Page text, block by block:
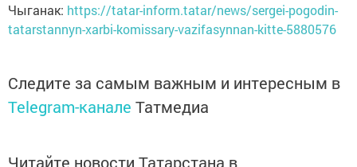
Чыганак: https://tatar-inform.tatar/news/sergei-pogodin-
tatarstannyn-xarbi-komissary-vazifasynnan-kitte-5880576
Следите за самым важным и интересным в
Telegram-канале Татмедиа
Читайте новости Татарстана в